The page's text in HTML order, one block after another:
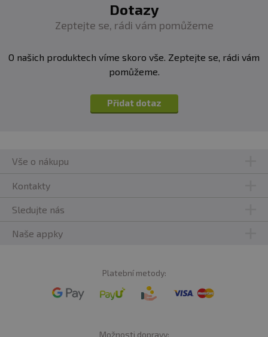
Dotazy
Zeptejte se, rádi vám pomůžeme
O našich produktech víme skoro vše. Zeptejte se, rádi vám
pomůžeme.
Přidat dotaz
Vše o nákupu
Kontakty
Sledujte nás
Naše appky
Platební metody:
Možnosti dopravy: